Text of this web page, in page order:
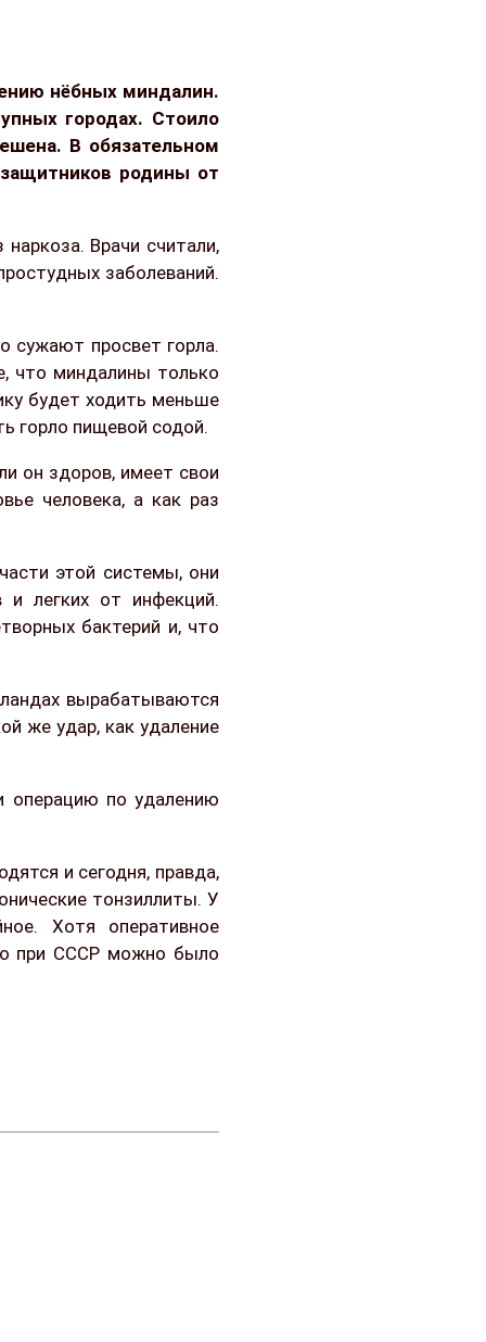
нёбных миндалин.
городах. Стоило
В обязательном
родины от
Врачи считали,
заболеваний.
сужают просвет горла.
что миндалины только
будет ходить меньше
горло пищевой содой.
он здоров, имеет свои
человека, а как раз
этой системы, они
легких от инфекций.
бактерий и, что
вырабатываются
же удар, как удаление
операцию по удалению
и сегодня, правда,
тонзиллиты. У
Хотя оперативное
при СССР можно было